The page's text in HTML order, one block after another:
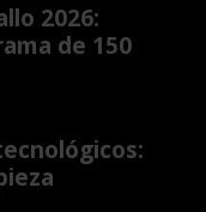
2026:
de 150